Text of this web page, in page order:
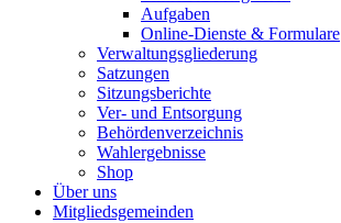
Aufgaben
Online-Dienste & Formulare
Verwaltungsgliederung
Satzungen
Sitzungsberichte
Ver- und Entsorgung
Behördenverzeichnis
Wahlergebnisse
Shop
Über uns
Mitgliedsgemeinden